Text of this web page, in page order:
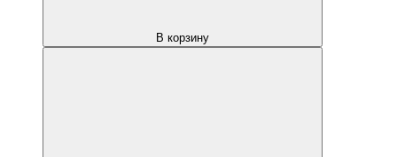
В корзину